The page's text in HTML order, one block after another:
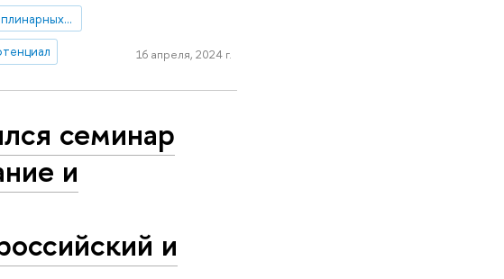
НЦМУ "Центр междисциплинарных исследований человеческого потенциала"
16 апреля, 2024 г.
семинар
и
и